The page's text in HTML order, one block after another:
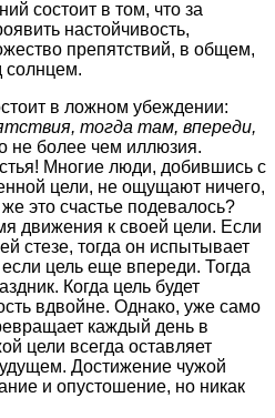
состоит в том, что за
настойчивость,
препятствий, в общем,
солнцем.
в ложном убеждении:
тогда там, впереди,
не более чем иллюзия.
Многие люди, добившись с
цели, не ощущают ничего,
это счастье подевалось?
движения к своей цели. Если
стезе, тогда он испытывает
цель еще впереди. Тогда
Когда цель будет
вдвойне. Однако, уже само
каждый день в
цели всегда оставляет
Достижение чужой
и опустошение, но никак